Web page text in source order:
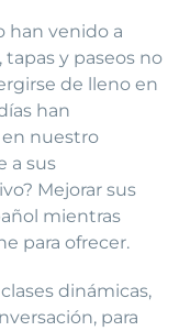
han venido a
y paseos no
de lleno en
han
nuestro
a sus
Mejorar sus
mientras
para ofrecer.
dinámicas,
para